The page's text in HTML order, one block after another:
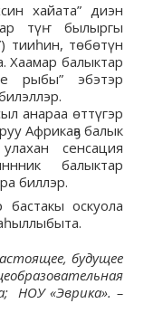
хайата” диэн
түҥ былыргы
тииһин, төбөтүн
Хаамар балыктар
рыбы” эбэтэр
анараа өттүгэр
Африкаҕа балык
сенсация
балыктар
биллэр.
оскуола
будущее
НОУ «Эврика». –